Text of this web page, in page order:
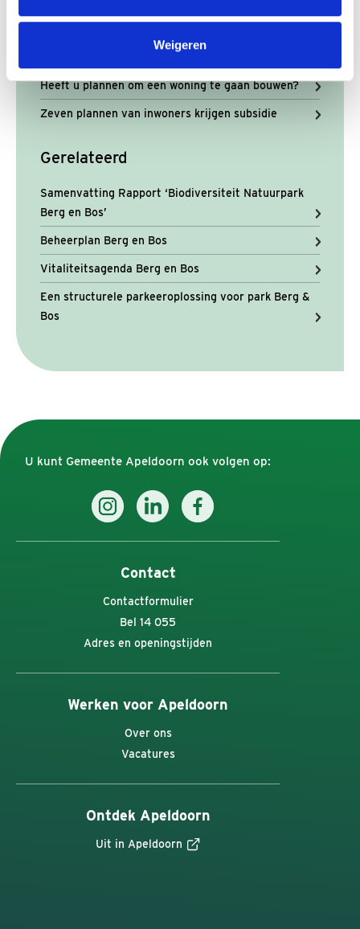
Weigeren
Rioolinspectie Vlijtseweg: tijdelijke verkeershinder
Heeft u plannen om een woning te gaan bouwen?
Zeven plannen van inwoners krijgen subsidie
Gerelateerd
Samenvatting Rapport ‘Biodiversiteit Natuurpark
Berg en Bos’
Beheerplan Berg en Bos
Vitaliteitsagenda Berg en Bos
Een structurele parkeeroplossing voor park Berg &
Bos
U kunt Gemeente Apeldoorn ook volgen op:
Contact
Contactformulier
Bel 14 055
Adres en openingstijden
Werken voor Apeldoorn
Over ons
Vacatures
Ontdek Apeldoorn
Uit in Apeldoorn